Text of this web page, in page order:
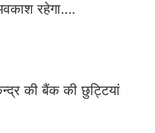
रहेगा….
की बैंक की छुट्टियां